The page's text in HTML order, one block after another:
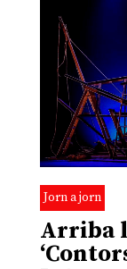
Jorn a jorn
Arriba